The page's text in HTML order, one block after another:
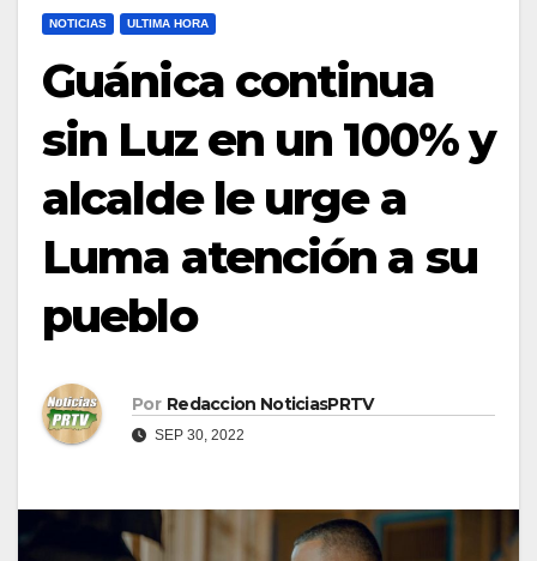
NOTICIAS ULTIMA HORA
Guánica continua
sin Luz en un 100% y
alcalde le urge a
Luma atención a su
pueblo
Por Redaccion NoticiasPRTV
SEP 30, 2022